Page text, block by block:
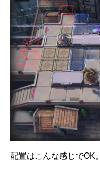
配置はこんな感じでOK。